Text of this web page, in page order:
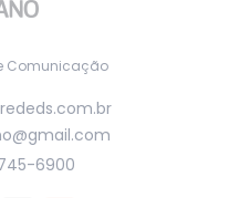
Comunicação
6900